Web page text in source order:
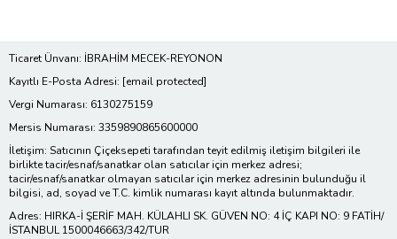
Ticaret Ünvanı: İBRAHİM MECEK-REYONON
Kayıtlı E-Posta Adresi: [email protected]
Vergi Numarası: 6130275159
Mersis Numarası: 3359890865600000
İletişim: Satıcının Çiçeksepeti tarafından teyit edilmiş iletişim bilgileri ile
birlikte tacir/esnaf/sanatkar olan satıcılar için merkez adresi;
tacir/esnaf/sanatkar olmayan satıcılar için merkez adresinin bulunduğu il
bilgisi, ad, soyad ve T.C. kimlik numarası kayıt altında bulunmaktadır.
Adres: HIRKA-İ ŞERİF MAH. KÜLAHLI SK. GÜVEN NO: 4 İÇ KAPI NO: 9 FATİH/
İSTANBUL 1500046663/342/TUR